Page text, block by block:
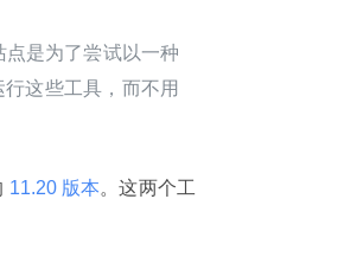
是为了尝试以一种
这些工具，而不用
11.20 版本。这两个工